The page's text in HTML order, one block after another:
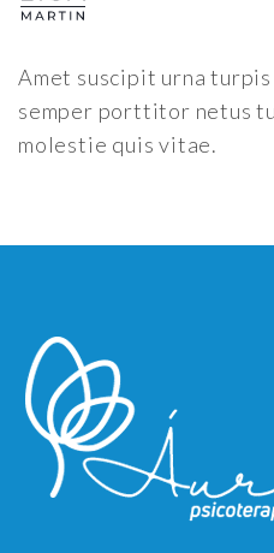
Amet suscipit urna
semper porttitor netus
molestie quis vitae.